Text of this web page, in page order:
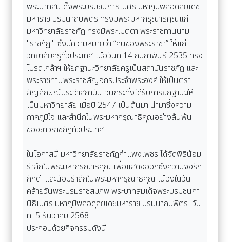
พระบาทสมเด็จพระบรมชนกาธิเบศร มหาภูมิพลอดุลยเดช
มหาราช บรมนาถบพิตร ทรงมีพระมหากรุณาธิคุณแก่
มหาวิทยาลัยราชภัฏ ทรงมีพระเมตตา พระราชทานนาม
"ราชภัฏ" ซึ่งมีความหมายว่า “คนของพระราชา” ให้แก่
วิทยาลัยครูทั่วประเทศ เมื่อวันที่ 14 กุมภาพันธ์ 2535 ทรง
โปรดเกล้าฯ ให้ยกฐานะวิทยาลัยครูเป็นสถาบันราชภัฏ และ
พระราชทานพระราชลัญจกรประจำพระองค์ ให้เป็นตรา
สัญลักษณ์ประจำสถาบัน จนกระทั่งได้รับการยกฐานะให้
เป็นมหาวิทยาลัย เมื่อปี 2547 เป็นต้นมา นำมาซึ่งความ
ภาคภูมิใจ และสำนึกในพระมหากรุณาธิคุณอย่างล้นพ้น
ของชาวราชภัฏทั่วประเทศ
ในโอกาสนี้ มหาวิทยาลัยราชภัฏกำแพงเพชร ได้จัดพิธีน้อม
รำลึกในพระมหากรุณาธิคุณ เพื่อแสดงออกซึ่งความจงรัก
ภักดี และน้อมรำลึกในพระมหากรุณาธิคุณ เนื่องในวัน
คล้ายวันพระบรมราชสมภพ พระบาทสมเด็จพระบรมชนกา
นิธิเบศร มหาภูมิพลอดุลยเดชมหาราช บรมนาถบพิตร วัน
ที่ 5 ธันวาคม 2568
ประกอบด้วยกิจกรรมดังนี้